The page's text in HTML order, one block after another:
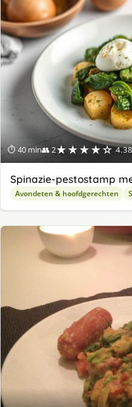
⏱ 40 min👥 2★★★★☆
Spinazie-pestostamp
Avondeten & hoofdgerechten